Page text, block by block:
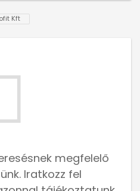
Kft
megfelelő
Iratkozz fel